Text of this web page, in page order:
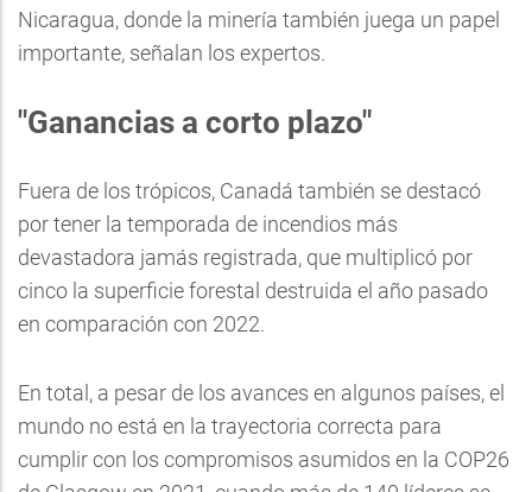
Nicaragua, donde la minería también juega un papel
importante, señalan los expertos.
"Ganancias a corto plazo"
Fuera de los trópicos, Canadá también se destacó
por tener la temporada de incendios más
devastadora jamás registrada, que multiplicó por
cinco la superficie forestal destruida el año pasado
en comparación con 2022.
En total, a pesar de los avances en algunos países, el
mundo no está en la trayectoria correcta para
cumplir con los compromisos asumidos en la COP26